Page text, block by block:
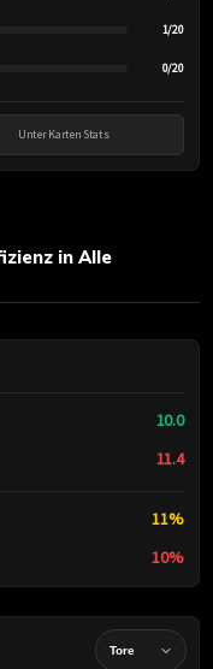
1/20
0/20
Unter Karten Stats
in Alle
10.0
11.4
11%
10%